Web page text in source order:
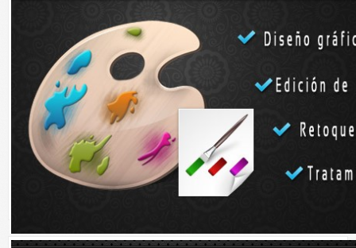
plena época glaciar. Mide 18,7 cm de longitud y tiene 3 agujeros, con lo
cual podemos concluir que la música o sonidos que se podian emitir
con ella podian llegar a ser variados o incluso elaborados, aunque no
se puede saber las características detalladas de la melodia que
interpretaban con ella.
Lo que si se sustrae por los objetos encontrados es que la música
representaba un papel importante en la vida de nuestros antepasados.
Enlace:http://www.sabiask.com/sabiasque/historia/el-origen-de-la-